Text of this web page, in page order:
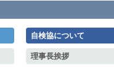
自検協について
理事長挨拶